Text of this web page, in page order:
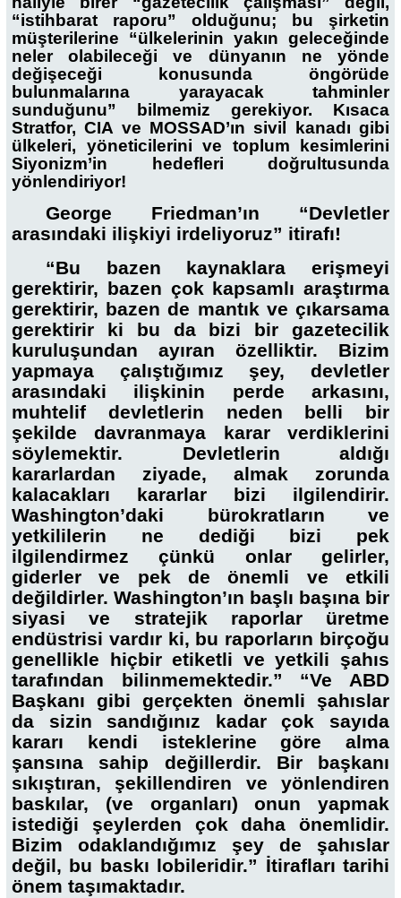
“istihbarat raporu” olduğunu; bu şirketin
müşterilerine “ülkelerinin yakın geleceğinde
neler olabileceği ve dünyanın ne yönde
değişeceği konusunda öngörüde
bulunmalarına yarayacak tahminler
sunduğunu” bilmemiz gerekiyor. Kısaca
Stratfor, CIA ve MOSSAD’ın sivil kanadı gibi
ülkeleri, yöneticilerini ve toplum kesimlerini
Siyonizm’in hedefleri doğrultusunda
yönlendiriyor!
George Friedman’ın “Devletler
arasındaki ilişkiyi irdeliyoruz” itirafı!
“Bu bazen kaynaklara erişmeyi
gerektirir, bazen çok kapsamlı araştırma
gerektirir, bazen de mantık ve çıkarsama
gerektirir ki bu da bizi bir gazetecilik
kuruluşundan ayıran özelliktir. Bizim
yapmaya çalıştığımız şey, devletler
arasındaki ilişkinin perde arkasını,
muhtelif devletlerin neden belli bir
şekilde davranmaya karar verdiklerini
söylemektir. Devletlerin aldığı
kararlardan ziyade, almak zorunda
kalacakları kararlar bizi ilgilendirir.
Washington’daki bürokratların ve
yetkililerin ne dediği bizi pek
ilgilendirmez çünkü onlar gelirler,
giderler ve pek de önemli ve etkili
değildirler. Washington’ın başlı başına bir
siyasi ve stratejik raporlar üretme
endüstrisi vardır ki, bu raporların birçoğu
genellikle hiçbir etiketli ve yetkili şahıs
tarafından bilinmemektedir.” “Ve ABD
Başkanı gibi gerçekten önemli şahıslar
da sizin sandığınız kadar çok sayıda
kararı kendi isteklerine göre alma
şansına sahip değillerdir. Bir başkanı
sıkıştıran, şekillendiren ve yönlendiren
baskılar, (ve organları) onun yapmak
istediği şeylerden çok daha önemlidir.
Bizim odaklandığımız şey de şahıslar
değil, bu baskı lobileridir.” İtirafları tarihi
önem taşımaktadır.